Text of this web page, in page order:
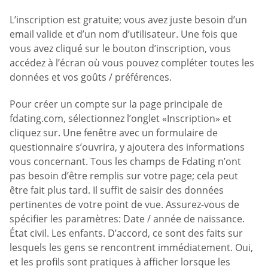
L’inscription est gratuite; vous avez juste besoin d’un
email valide et d’un nom d’utilisateur. Une fois que
vous avez cliqué sur le bouton d’inscription, vous
accédez à l’écran où vous pouvez compléter toutes les
données et vos goûts / préférences.
Pour créer un compte sur la page principale de
fdating.com, sélectionnez l’onglet «Inscription» et
cliquez sur. Une fenêtre avec un formulaire de
questionnaire s’ouvrira, y ajoutera des informations
vous concernant. Tous les champs de Fdating n’ont
pas besoin d’être remplis sur votre page; cela peut
être fait plus tard. Il suffit de saisir des données
pertinentes de votre point de vue. Assurez-vous de
spécifier les paramètres: Date / année de naissance.
État civil. Les enfants. D’accord, ce sont des faits sur
lesquels les gens se rencontrent immédiatement. Oui,
et les profils sont pratiques à afficher lorsque les